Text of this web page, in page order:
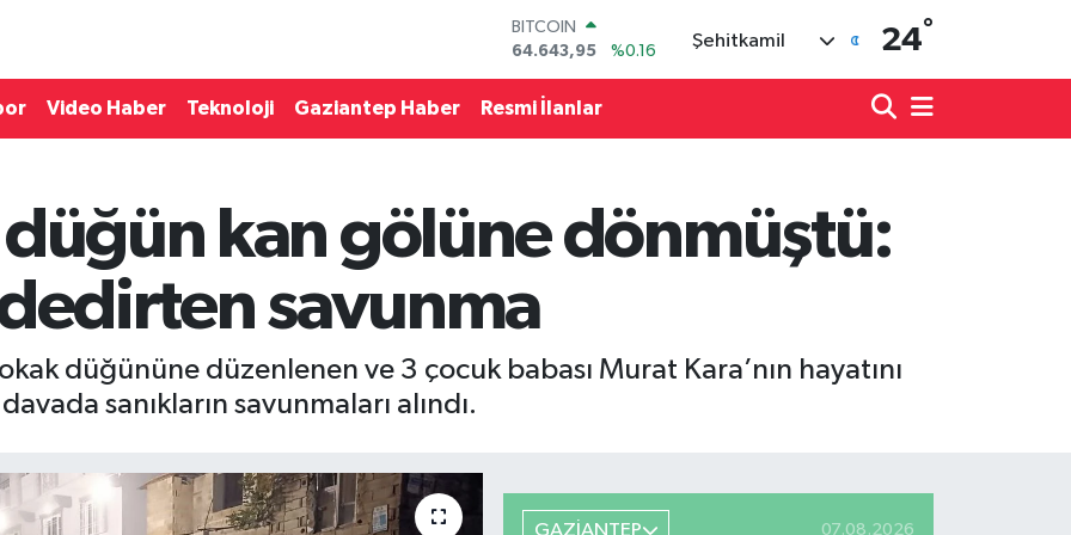
DOLAR
47,6704
%0
EURO
55,0406
BİST100
13.799
%70
64.643,95
Şehitkamil 24°
Video Haber Teknoloji Gaziantep Haber Resmi İlanlar
kan gölüne dönmüştü:
savunma
düğününe düzenlenen ve 3 çocuk babası Murat Kara’nın hayatını
sanıkların savunmaları alındı.
GAZİANTEP 07.08.2026